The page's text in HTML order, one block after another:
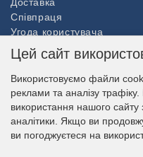
Співпраця
Угода користувача
Повернення товару
Партнери
НАШ МАГАЗИН В
Цей сайт
Використовуємо файли
реклами та аналізу
використання нашого
аналітики. Якщо ви
ви погоджуєтеся на